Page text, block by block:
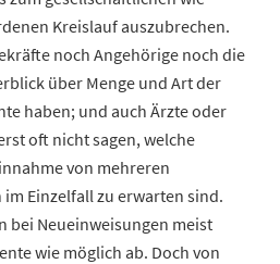
Kreislauf auszubrechen.
noch Angehörige noch die
über Menge und Art der
haben; und auch Ärzte oder
oft nicht sagen, welche
von mehreren
Einzelfall zu erwarten sind.
bei Neueinweisungen meist
wie möglich ab. Doch von